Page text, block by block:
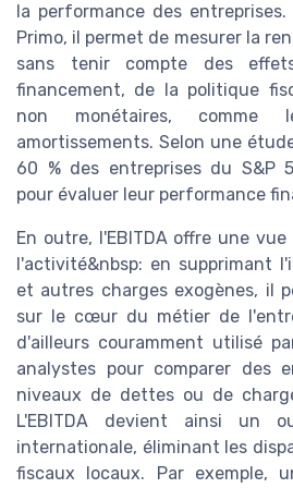
la performance des entreprises.
Primo, il permet de mesurer la
sans tenir compte des
financement, de la politique
non monétaires, comme
amortissements. Selon une
60 % des entreprises du S&P
pour évaluer leur performance
En outre, l'EBITDA offre une
l'activité&nbsp: en supprimant
et autres charges exogènes, il
sur le cœur du métier de
d'ailleurs couramment utilisé
analystes pour comparer des
niveaux de dettes ou de
L'EBITDA devient ainsi un
internationale, éliminant les
fiscaux locaux. Par exemple,